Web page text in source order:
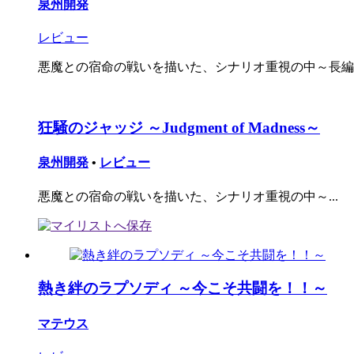
泉州開発
レビュー
悪魔との宿命の戦いを描いた、シナリオ重視の中～長
狂騒のジャッジ ～Judgment of Madness～
泉州開発 • レビュー
悪魔との宿命の戦いを描いた、シナリオ重視の中～...
熱き絆のラプソディ ～今こそ共闘を！！～
マテウス